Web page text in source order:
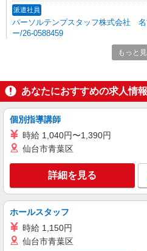
派遣社員
パーソルテンプスタッフ株式会社 名
ー/26-0588459
9月開始★［時
かな商社で営業
21日の場合＝
愛知県名古屋
鉄名古屋駅 ※各
キープ
派遣社員
パーソルテンプスタッフ株式会社
ー/26-0601572
［時給1670円］
時給1670円
もっと
あなたにおすすめの求人情報
個別指導講師
時給 1,040円〜1,390円
仙台市青葉区
詳細を見る
ホールスタッフ
時給 1,150円
仙台市青葉区